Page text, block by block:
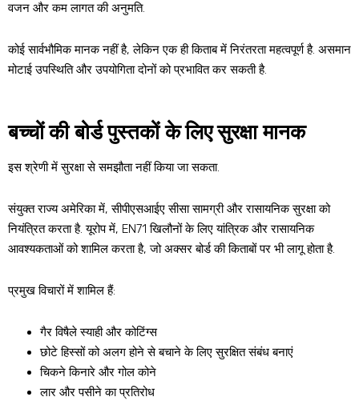
वजन और कम लागत की अनुमति.
कोई सार्वभौमिक मानक नहीं है, लेकिन एक ही किताब में निरंतरता महत्वपूर्ण है. असमान
मोटाई उपस्थिति और उपयोगिता दोनों को प्रभावित कर सकती है.
बच्चों की बोर्ड पुस्तकों के लिए सुरक्षा मानक
इस श्रेणी में सुरक्षा से समझौता नहीं किया जा सकता.
संयुक्त राज्य अमेरिका में, सीपीएसआईए सीसा सामग्री और रासायनिक सुरक्षा को
नियंत्रित करता है. यूरोप में, EN71 खिलौनों के लिए यांत्रिक और रासायनिक
आवश्यकताओं को शामिल करता है, जो अक्सर बोर्ड की किताबों पर भी लागू होता है.
प्रमुख विचारों में शामिल हैं:
गैर विषैले स्याही और कोटिंग्स
छोटे हिस्सों को अलग होने से बचाने के लिए सुरक्षित संबंध बनाएं
चिकने किनारे और गोल कोने
लार और पसीने का प्रतिरोध